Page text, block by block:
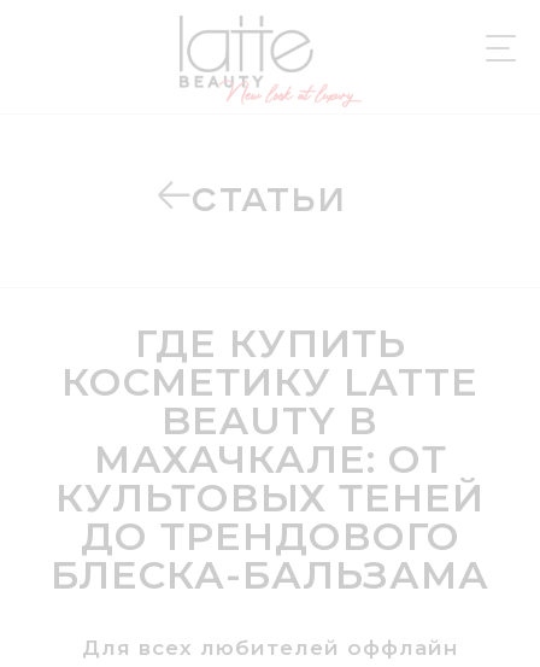
СТАТЬИ
ГДЕ КУПИТЬ
КОСМЕТИКУ LATTE
BEAUTY В
МАХАЧКАЛЕ: ОТ
КУЛЬТОВЫХ ТЕНЕЙ
ДО ТРЕНДОВОГО
БЛЕСКА-БАЛЬЗАМА
Для всех любителей оффлайн